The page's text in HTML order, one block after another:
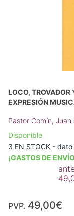
LOCO, TROVADOR
EXPRESIÓN
Pastor Comín, Juan
Disponible
3 EN STOCK -
¡GASTOS DE
PVP. 49,00€